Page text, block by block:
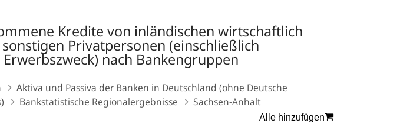
Kredite von inländischen wirtschaftlich
Privatpersonen (einschließlich
nach Bankengruppen
Aktiva und Passiva der Banken in Deutschland (ohne Deutsche
Bankstatistische Regionalergebnisse Sachsen-Anhalt
Alle hinzufügen